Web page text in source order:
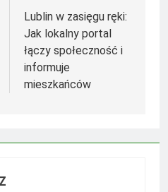
Lublin w zasięgu ręki:
Jak lokalny portal
łączy społeczność i
informuje
mieszkańców